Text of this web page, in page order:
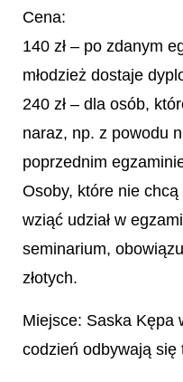
Cena:
140 zł – po zdanym
młodzież dostaje
240 zł – dla osób,
naraz, np. z powodu
poprzednim
Osoby, które nie
wziąć udział w
seminarium,
złotych.
Miejsce: Saska Kępa
codzień odbywają się